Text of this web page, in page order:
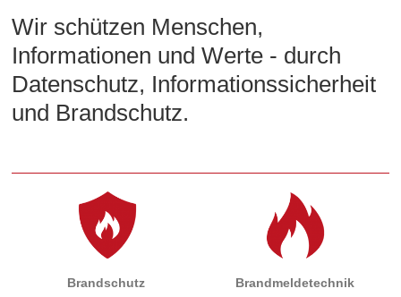
Brandmeldetechnik,
Heimrauchmelder,
Sicherheit,
Einbruchtechnik,
Zutrittskontrolle,
Videoueberwachung
Wir schützen Menschen,
Informationen und Werte - durch
Datenschutz, Informationssicherheit
und Brandschutz.
Brandschutz Brandmeldetechnik